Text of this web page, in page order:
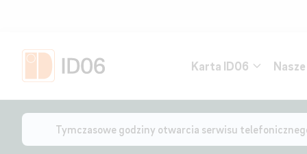
Karta ID06
Tymczasowe godziny otwarcia serwisu
Strona główna / Miłego święta letniego!